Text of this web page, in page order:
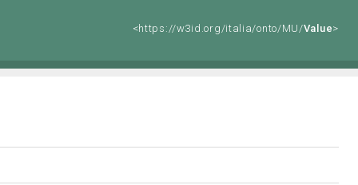
<https://w3id.org/italia/onto/MU/Value>